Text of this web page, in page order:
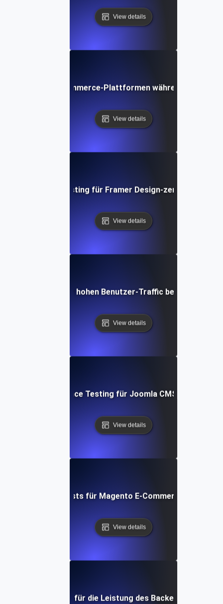
View details
Testing für E-Commerce-Plattformen während
View details
Performance Testing für Framer Design-zentrierte
View details
Leistungstests für hohen Benutzer-Traffic bei hoher
View details
Performance Testing für Joomla CMS Websites
View details
Leistungstests für Magento E-Commerce-Websites
View details
Testing für die Leistung des Backends einer